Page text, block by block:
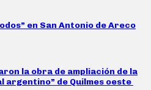
en San Antonio de Areco
la obra de ampliación de la
argentino” de Quilmes oeste